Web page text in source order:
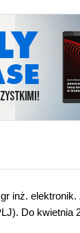
inż.
Do